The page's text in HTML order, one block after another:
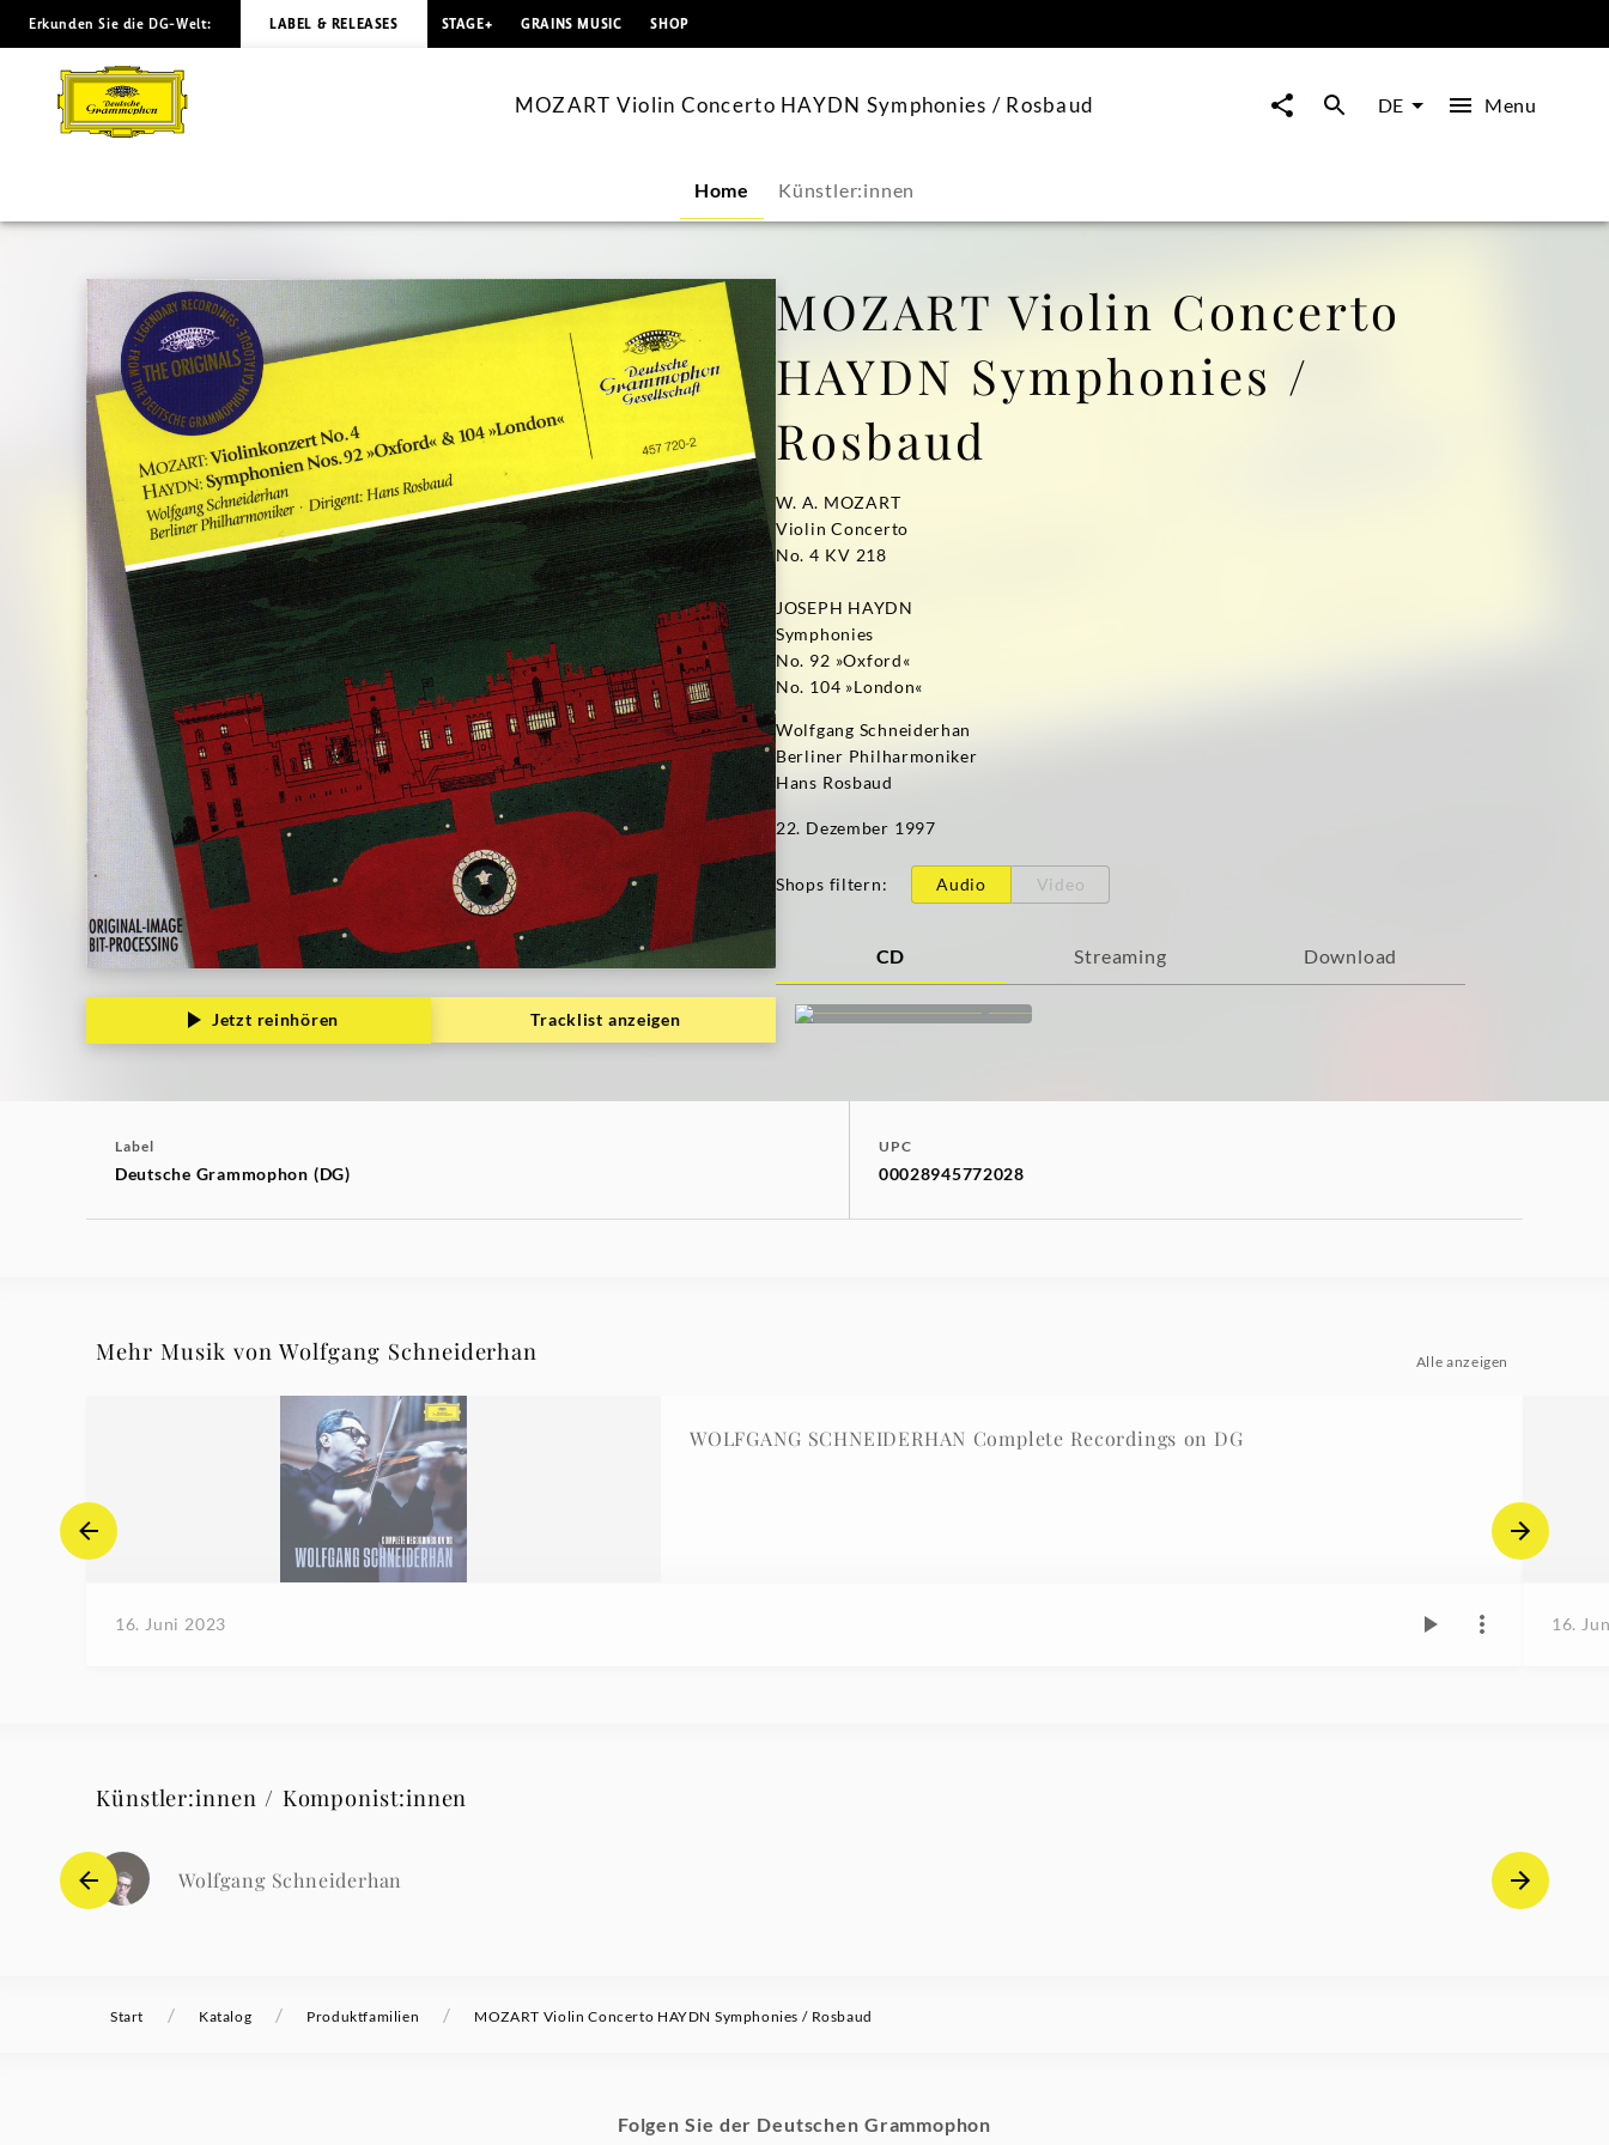
MOZART
Violin
HAYDN
Symphonies
Rosbaud
Deutsche
Grammophon
Erkunden Sie die DG-Welt: LABEL & RELEASES STAGE+ GRAINS MUSIC SHOP
MOZART Violin Concerto HAYDN Symphonies / Rosbaud DE Menu
Home Künstler:innen
Jetzt reinhören Tracklist anzeigen
MOZART Violin Concerto
HAYDN Symphonies /
Rosbaud
W. A. MOZART
Violin Concerto
No. 4 KV 218
JOSEPH HAYDN
Symphonies
No. 92 »Oxford«
No. 104 »London«
Wolfgang Schneiderhan
Berliner Philharmoniker
Hans Rosbaud
22. Dezember 1997
Shops filtern: Audio Video
CD Streaming Download
Label
Deutsche Grammophon (DG)
UPC
00028945772028
Mehr Musik von Wolfgang Schneiderhan Alle anzeigen
WOLFGANG SCHNEIDERHAN Complete Recordings on DG
16. Juni 2023 16.
Künstler:innen / Komponist:innen
Wolfgang Schneiderhan
Start / Katalog / Produktfamilien / MOZART Violin Concerto HAYDN Symphonies / Rosbaud
Folgen Sie der Deutschen Grammophon